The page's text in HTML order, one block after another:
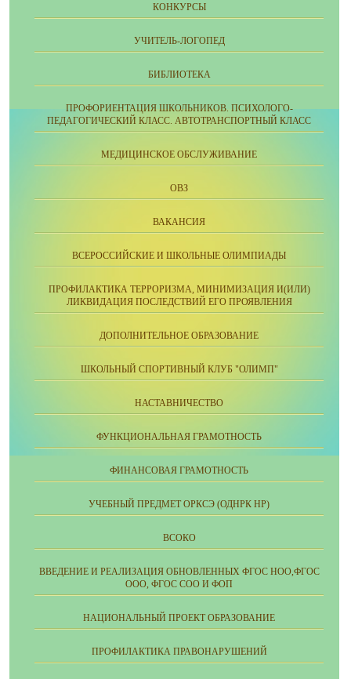
КОНКУРСЫ
УЧИТЕЛЬ-ЛОГОПЕД
БИБЛИОТЕКА
ПРОФОРИЕНТАЦИЯ ШКОЛЬНИКОВ. ПСИХОЛОГО-
ПЕДАГОГИЧЕСКИЙ КЛАСС. АВТОТРАНСПОРТНЫЙ КЛАСС
МЕДИЦИНСКОЕ ОБСЛУЖИВАНИЕ
ОВЗ
ВАКАНСИЯ
ВСЕРОССИЙСКИЕ И ШКОЛЬНЫЕ ОЛИМПИАДЫ
ПРОФИЛАКТИКА ТЕРРОРИЗМА, МИНИМИЗАЦИЯ И(ИЛИ)
ЛИКВИДАЦИЯ ПОСЛЕДСТВИЙ ЕГО ПРОЯВЛЕНИЯ
ДОПОЛНИТЕЛЬНОЕ ОБРАЗОВАНИЕ
ШКОЛЬНЫЙ СПОРТИВНЫЙ КЛУБ "ОЛИМП"
НАСТАВНИЧЕСТВО
ФУНКЦИОНАЛЬНАЯ ГРАМОТНОСТЬ
ФИНАНСОВАЯ ГРАМОТНОСТЬ
УЧЕБНЫЙ ПРЕДМЕТ ОРКСЭ (ОДНРК НР)
ВСОКО
ВВЕДЕНИЕ И РЕАЛИЗАЦИЯ ОБНОВЛЕННЫХ ФГОС НОО,ФГОС
ООО, ФГОС СОО И ФОП
НАЦИОНАЛЬНЫЙ ПРОЕКТ ОБРАЗОВАНИЕ
ПРОФИЛАКТИКА ПРАВОНАРУШЕНИЙ